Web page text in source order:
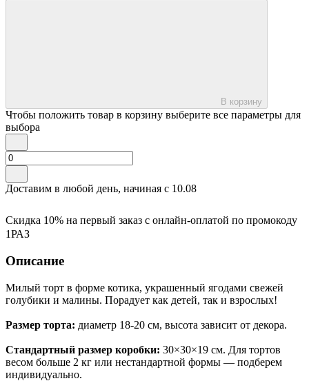
В корзину
Чтобы положить товар в корзину выберите все параметры для
выбора
Доставим в любой день, начиная с 10.08
Скидка 10% на первый заказ с онлайн-оплатой по промокоду
1РАЗ
Описание
Милый торт в форме котика, украшенный ягодами свежей
голубики и малины. Порадует как детей, так и взрослых!
Размер торта: диаметр 18-20 см, высота зависит от декора.
Стандартный размер коробки: 30×30×19 см. Для тортов
весом больше 2 кг или нестандартной формы — подберем
индивидуально.